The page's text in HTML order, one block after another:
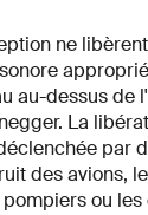
ne
au-dessus de
La
par
des avions,
ou